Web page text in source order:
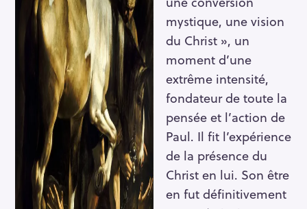
mystique, une vision
du Christ », un
moment d’une
extrême intensité,
fondateur de toute la
pensée et l’action de
Paul. Il fit l’expérience
de la présence du
Christ en lui. Son être
en fut définitivement